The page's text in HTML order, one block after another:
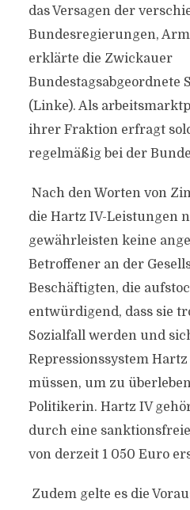
das Versagen der
Bundesregierungen,
erklärte die Zwickauer
Bundestagsabgeordnete
(Linke). Als
ihrer Fraktion erfragt
regelmäßig bei der
Nach den Worten von
die Hartz IV-Leistungen
gewährleisten keine
Betroffener an der
Beschäftigten, die
entwürdigend, dass sie
Sozialfall werden und
Repressionssystem
müssen, um zu
Politikerin. Hartz IV
durch eine
von derzeit 1 050 Euro
Zudem gelte es die